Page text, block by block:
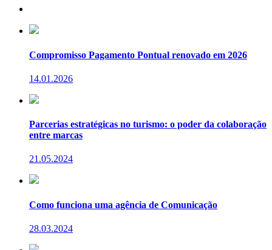
Compromisso Pagamento Pontual renovado em 2026
14.01.2026
Parcerias estratégicas no turismo: o poder da colaboração
entre marcas
21.05.2024
Como funciona uma agência de Comunicação
28.03.2024